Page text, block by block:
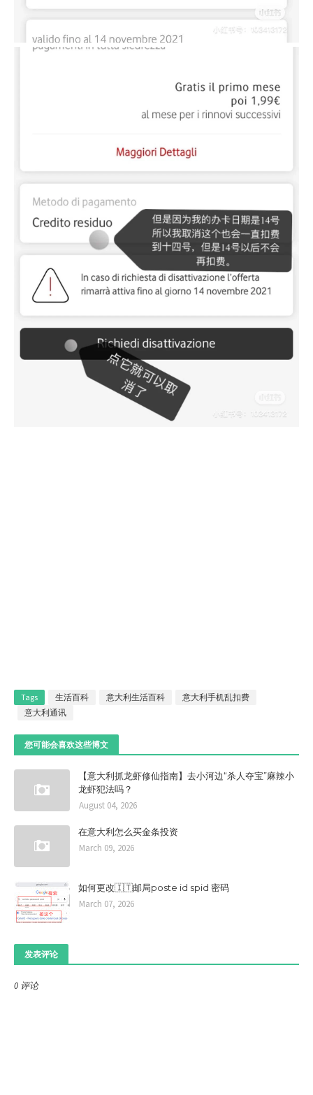
Tags 生活百科 意大利生活百科
意大利手机乱扣费
意大利通讯
您可能会喜欢这些博文
【意大利抓龙虾修仙指南】去小河边“杀人夺宝”麻辣小
龙虾犯法吗？
August 04, 2026
在意大利怎么买金条投资
March 09, 2026
如何更改🇮🇹邮局poste id spid 密码
March 07, 2026
发表评论
0 评论